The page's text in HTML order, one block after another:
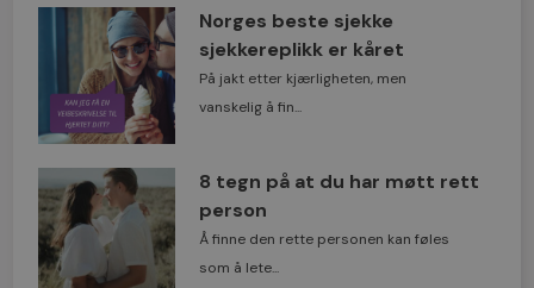
Norges beste sjekke
sjekkereplikk er kåret
På jakt etter kjærligheten, men
vanskelig å fin...
8 tegn på at du har møtt rett
person
Å finne den rette personen kan føles
som å lete...